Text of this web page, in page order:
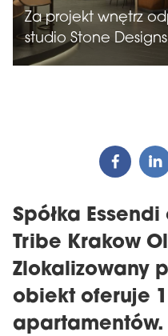
Za projekt wnętrz
studio Stone Designs
Spółka
Tribe Krakow
Zlokalizowany
obiekt oferuje
apartamentów.